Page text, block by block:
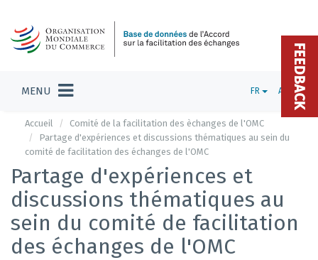
MENU FR ADMIN
Accueil
Comité de la facilitation des èchanges de l'OMC
Partage d'expériences et discussions thématiques au sein du
comité de facilitation des échanges de l'OMC
Partage d'expériences et
discussions thématiques au
sein du comité de facilitation
des échanges de l'OMC
FEEDBACK